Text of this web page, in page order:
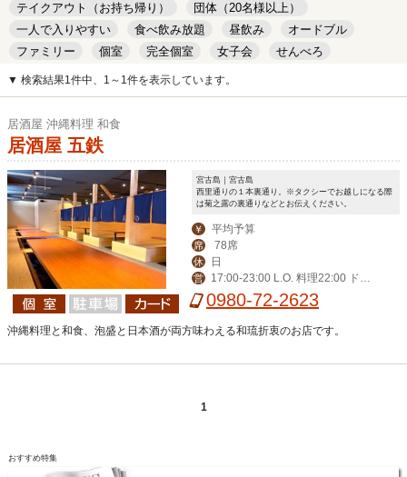
テイクアウト（お持ち帰り）
団体（20名様以上）
一人で入りやすい
食べ飲み放題 昼飲み
オードブル
ファミリー
個室 完全個室 女子会
せんべろ
キッズルーム
安い デート
▼ 検索結果1件中、1～1件を表示しています。
居酒屋 沖縄料理 和食
居酒屋 五鉄
宮古島｜宮古島
西里通りの１本裏通り。※タクシーでお越しになる際
は菊之露の裏通りなどとお伝えください。
￥ 平均予算
席 78席
休 日
営
17:00-23:00 L.O. 料理22:00 ドリ
ンク22:30
0980-72-2623
沖縄料理と和食、泡盛と日本酒が両方味わえる和琉折衷のお店です。
1
おすすめ特集